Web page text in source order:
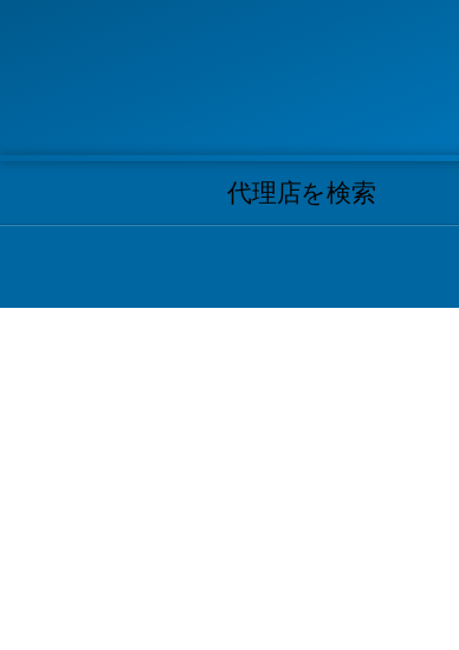
代理店を検索